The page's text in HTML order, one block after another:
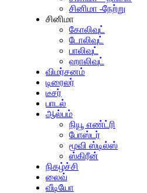
சினிமா -நேற்று
சினிமா
கோலிவுட்
டோலிவுட்
பாலிவுட்
ஹாலிவுட்
விமர்சனம்
டிரைலர்
டீசர்
பாடல்
ஆல்பம்
நியூ எண்ட்ரி
போஸ்டர்
மூவி ஸ்டில்ஸ்
ஸ்கிரீன்
நிகழ்ச்சி
லைவ்
வீடியோ